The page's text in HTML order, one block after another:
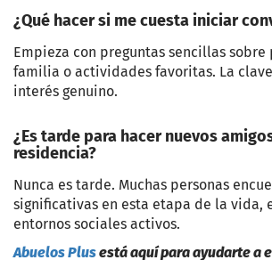
¿Qué hacer si me cuesta iniciar
Empieza con preguntas sencillas sobre
familia o actividades favoritas. La
interés genuino.
¿Es tarde para hacer nuevos
residencia?
Nunca es tarde. Muchas personas
significativas en esta etapa de la vida,
entornos sociales activos.
Abuelos Plusestá aquí para ayudarte a